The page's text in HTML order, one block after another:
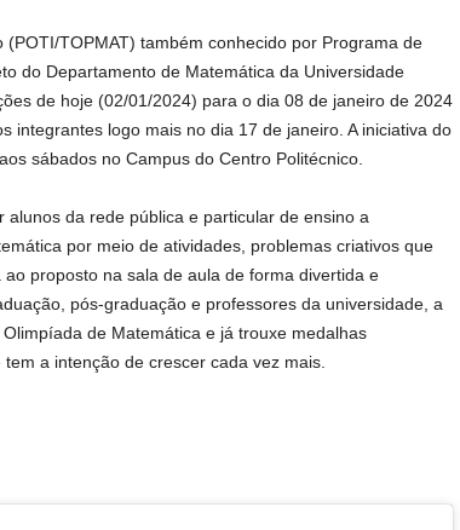
TOPMAT) também conhecido por Programa de
do Departamento de Matemática da Universidade
de hoje (02/01/2024) para o dia 08 de janeiro de 2024
integrantes logo mais no dia 17 de janeiro. A iniciativa do
sábados no Campus do Centro Politécnico.
da rede pública e particular de ensino a
por meio de atividades, problemas criativos que
proposto na sala de aula de forma divertida e
pós-graduação e professores da universidade, a
de Matemática e já trouxe medalhas
a intenção de crescer cada vez mais.